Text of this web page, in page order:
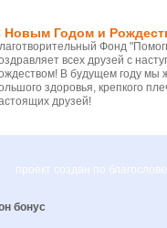
Новым Годом и
Фонд
всех друзей с
В будущем году
здоровья, крепкого
друзей!
проект создан по
бонус